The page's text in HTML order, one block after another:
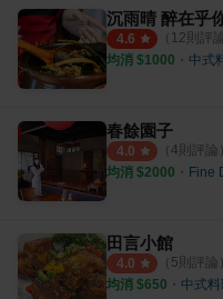
沉雨晴 醉在乎
4.6 （ 12則評
均消 $1000 ・ 中式
春餘園子
4.0 （ 4則評論）
均消 $2000 ・ Fine
田言小館
4.0 （ 5則評論）
均消 $650 ・ 中式料